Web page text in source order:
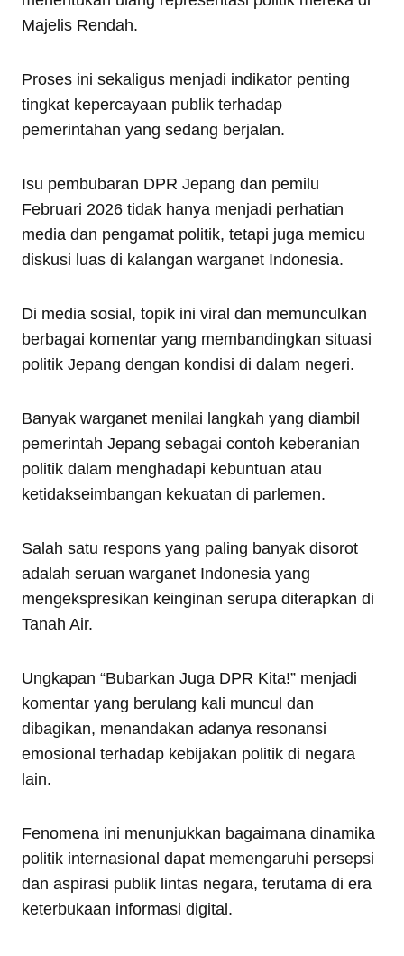
Majelis Rendah.
Proses ini sekaligus menjadi indikator penting
tingkat kepercayaan publik terhadap
pemerintahan yang sedang berjalan.
Isu pembubaran DPR Jepang dan pemilu
Februari 2026 tidak hanya menjadi perhatian
media dan pengamat politik, tetapi juga memicu
diskusi luas di kalangan warganet Indonesia.
Di media sosial, topik ini viral dan memunculkan
berbagai komentar yang membandingkan situasi
politik Jepang dengan kondisi di dalam negeri.
Banyak warganet menilai langkah yang diambil
pemerintah Jepang sebagai contoh keberanian
politik dalam menghadapi kebuntuan atau
ketidakseimbangan kekuatan di parlemen.
Salah satu respons yang paling banyak disorot
adalah seruan warganet Indonesia yang
mengekspresikan keinginan serupa diterapkan di
Tanah Air.
Ungkapan “Bubarkan Juga DPR Kita!” menjadi
komentar yang berulang kali muncul dan
dibagikan, menandakan adanya resonansi
emosional terhadap kebijakan politik di negara
lain.
Fenomena ini menunjukkan bagaimana dinamika
politik internasional dapat memengaruhi persepsi
dan aspirasi publik lintas negara, terutama di era
keterbukaan informasi digital.